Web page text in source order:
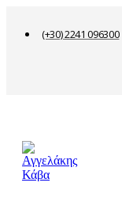
(+30) 2241 096300